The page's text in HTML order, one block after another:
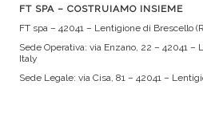
FT SPA – COSTRUIAMO INSIEME
FT spa – 42041 – Lentigione di Brescello
Sede Operativa: via Enzano, 22 – 42041 –
Italy
Sede Legale: via Cisa, 81 – 42041 –